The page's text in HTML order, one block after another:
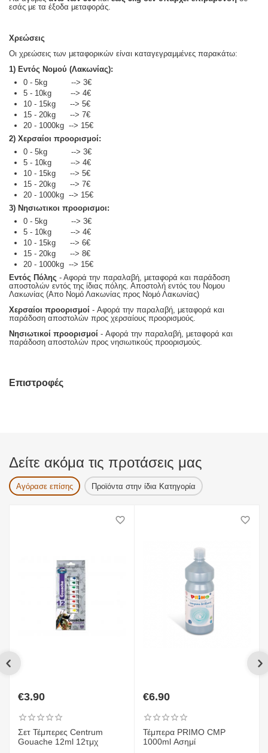
εσάς με τα έξοδα μεταφοράς.
Χρεώσεις
Οι χρεώσεις των μεταφορικών είναι καταγεγραμμένες παρακάτω:
1) Εντός Νομού (Λακωνίας):
0 - 5kg --> 3€
5 - 10kg --> 4€
10 - 15kg --> 5€
15 - 20kg --> 7€
20 - 1000kg --> 15€
2) Χερσαίοι προορισμοί:
0 - 5kg --> 3€
5 - 10kg --> 4€
10 - 15kg --> 5€
15 - 20kg --> 7€
20 - 1000kg --> 15€
3) Νησιωτικοι προορισμοι:
0 - 5kg --> 3€
5 - 10kg --> 4€
10 - 15kg --> 6€
15 - 20kg --> 8€
20 - 1000kg --> 15€
Εντός Πόλης - Αφορά την παραλαβή, μεταφορά και παράδοση
αποστολών εντός της ίδιας πόλης. Αποστολή εντός του Νομου
Λακωνίας (Απο Νομό Λακωνίας προς Νομό Λακωνίας)
Χερσαίοι προορισμοί - Αφορά την παραλαβή, μεταφορά και
παράδοση αποστολών προς χερσαίους προορισμούς.
Νησιωτικοί προορισμοί - Αφορά την παραλαβή, μεταφορά και
παράδοση αποστολών προς νησιωτικούς προορισμούς.
Επιστροφές
Δείτε ακόμα τις προτάσεις μας
Αγόρασε επίσης Προϊόντα στην ίδια Κατηγορία
€3.90
Σετ ​Τέμπερες Centrum
Gouache 12ml 12τμχ
€6.90
Τέμπερα PRIMO CMP
1000ml Ασημί